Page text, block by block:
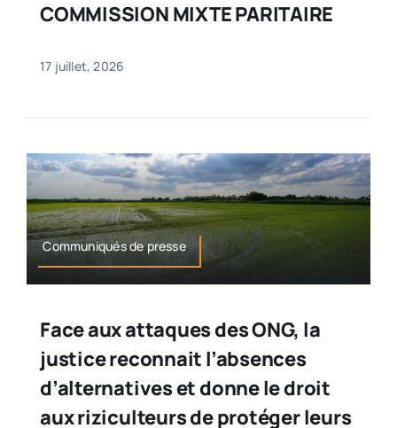
COMMISSION MIXTE PARITAIRE
17 juillet, 2026
Communiqués de presse
Face aux attaques des ONG, la
justice reconnait l’absences
d’alternatives et donne le droit
aux riziculteurs de protéger leurs